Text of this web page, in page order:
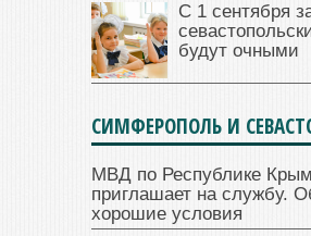
С 1 сентября
будут очными
СИМФЕРОПОЛЬ И
МВД по Республике Крым
приглашает на службу.
хорошие условия